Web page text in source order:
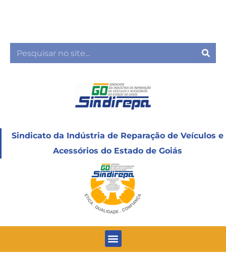
conteúdo
Sindicato da Indústria de Reparação de Veículos e
Acessórios do Estado de Goiás
Menu